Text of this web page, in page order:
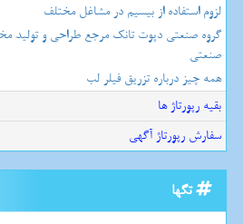
لزوم استفاده از بیسیم در مشاغل مختلف
گروه صنعتی دپوت تانک مرجع طراحی و تولید
صنعتی
همه چیز درباره تزریق فیلر لب
بقیه رپورتاژ ها
سفارش رپورتاژ آگهی
تگها